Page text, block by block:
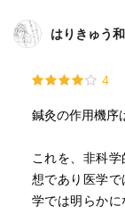
はりきゅう
4
鍼灸の作用機序
これを、非科
想であり医学
学では明らか